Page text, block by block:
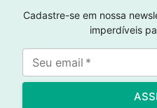
Cadastre-se em nossa
imperdíveis
Seu email *